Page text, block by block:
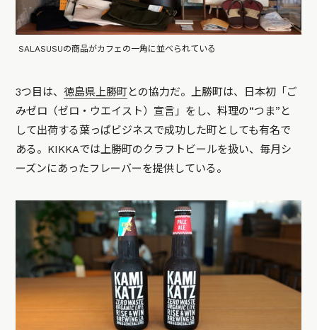
SALASUSUの商品がカフェの一角に並べられている
3つ目は、徳島県上勝町との協力だ。上勝町は、日本初「ご
みゼロ（ゼロ・ウエイスト）宣言」をし、料理の“つま”と
して出荷する葉っぱビジネスで成功した町としても有名で
ある。KIKKAでは上勝町のクラフトビールを扱い、毎月シ
ーズンにあったフレーバーを提供している。